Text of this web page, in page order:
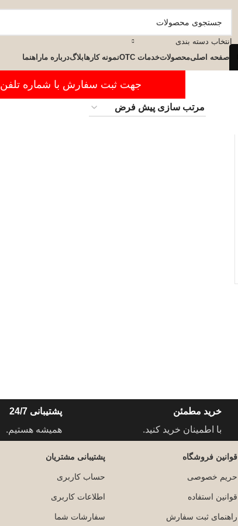
انتخاب دسته بندی
صفحه اصلیمحصولاتخدمات OTC نمونه کارهابلاگدرباره ماراهنما
جهت ثبت سفارش با شماره تلفن ۹-۴۴۹۹۱۷۴۸-۰۲۱ تماس بگیرید.
خرید مطمئن
با اطمینان خرید کنید.
پشتیبانی 24/7
همیشه هستیم.
قوانین فروشگاه
حریم خصوصی
قوانین استفاده
راهنمای ثبت سفارش
پشتیبانی مشتریان
حساب کاربری
اطلاعات کاربری
سفارشات شما